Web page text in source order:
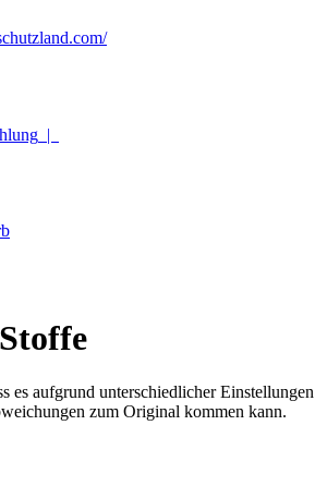
|
es aufgrund unterschiedlicher Einstellungen
zum Original kommen kann.